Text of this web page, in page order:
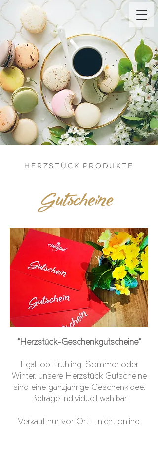
HERZSTÜCK PRODUKTE
Gutscheine
*Herzstück-Geschenkgutscheine*
Egal, ob Frühling, Sommer oder
Winter, unsere Herzstück Gutscheine
sind eine ganzjährige Geschenkidee.
Beträge individuell wählbar.
Verkauf nur vor Ort – nicht online.